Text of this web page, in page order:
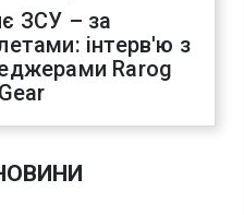
ЗСУ – за
інтерв'ю з
Rarog